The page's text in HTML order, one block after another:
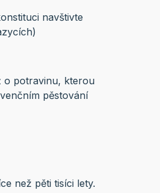
navštivte
o potravinu, kterou
pěstování
než pěti tisíci lety.